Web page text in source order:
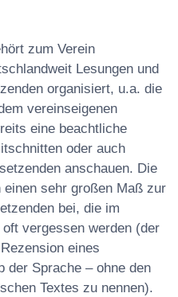
zum Verein
Lesungen und
organisiert, u.a. die
vereinseigenen
eine beachtliche
oder auch
anschauen. Die
sehr großen Maß zur
bei, die im
vergessen werden (der
eines
der Sprache – ohne den
Textes zu nennen).